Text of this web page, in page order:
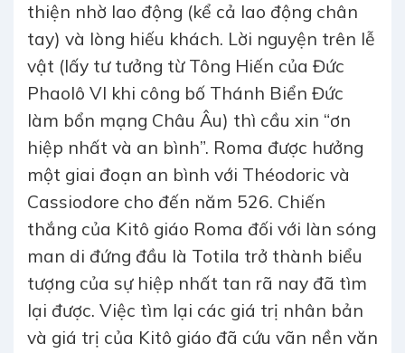
thiện nhờ lao động (kể cả lao động chân
tay) và lòng hiếu khách. Lời nguyện trên lễ
vật (lấy tư tưởng từ Tông Hiến của Đức
Phaolô VI khi công bố Thánh Biển Đức
làm bổn mạng Châu Âu) thì cầu xin “ơn
hiệp nhất và an bình”. Roma được hưởng
một giai đoạn an bình với Théodoric và
Cassiodore cho đến năm 526. Chiến
thắng của Kitô giáo Roma đối với làn sóng
man di đứng đầu là Totila trở thành biểu
tượng của sự hiệp nhất tan rã nay đã tìm
lại được. Việc tìm lại các giá trị nhân bản
và giá trị của Kitô giáo đã cứu vãn nền văn